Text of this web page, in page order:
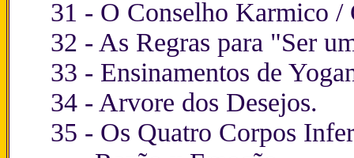
31 - O Conselho Karmico /
32 - As Regras para "Ser
33 - Ensinamentos de
34 - Arvore dos Desejos.
35 - Os Quatro Corpos